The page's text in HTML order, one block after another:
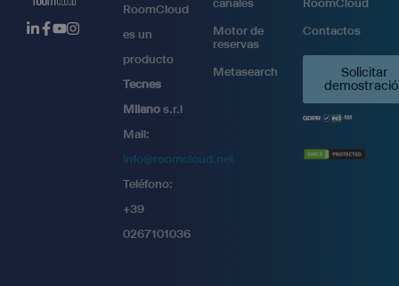
RoomCloud
es un
producto
Tecnes
Milanos.r.l
Mail:
info@roomcloud.net
Teléfono:
+39
0267101036
Motor de
reservas
Metasearch
Contactos
Solicitar